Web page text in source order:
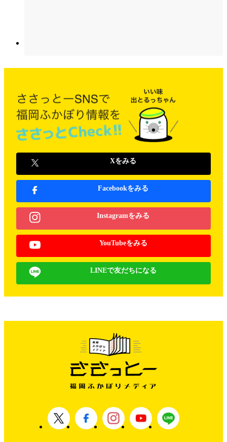
Xをみる
Facebookをみる
Instagramをみる
YouTubeをみる
LINEで友だちになる